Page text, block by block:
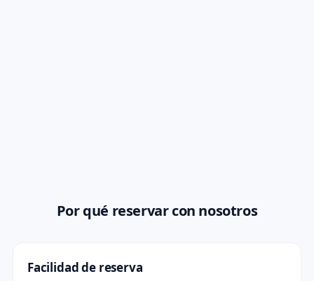
Por qué reservar con nosotros
Facilidad de reserva